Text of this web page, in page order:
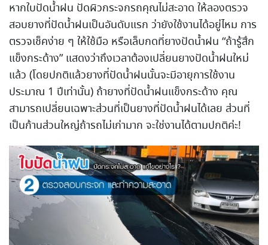
หากใบปัดน้ำฝน ปัดผิวกระจกรถคุณไม่สะอาด ให้ลองตรวจ
สอบยางที่ปัดน้ำฝนเป็นอันดับแรก ว่ายังใช้งานได้อยู่ไหม การ
ตรวจเช็คง่าย ๆ ให้ใช้มือ หรือเล็บกดที่ยางปัดน้ำฝน “ถ้ารู้สึก
แข็งกระด้าง” แสดงว่าถึงเวลาต้องเปลี่ยนยางปัดน้ำฝนใหม่
แล้ว (โดยปกติแล้วยางที่ปัดน้ำฝนนั้นจะมีอายุการใช้งาน
ประมาณ 1 ปีเท่านั้น) ถ้ายางที่ปัดน้ำฝนแข็งกระด้าง คุณ
สามารถเปลี่ยนเฉพาะส่วนที่เป็นยางที่ปัดน้ำฝนได้เลย ส่วนที่
เป็นก้านส่วนใหญ่ถ้ารถไม่เก่ามาก จะใช่งานได้ตามปกติค่ะ!